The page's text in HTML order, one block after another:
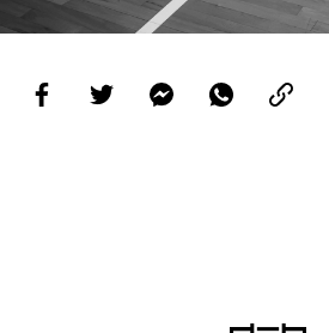
PROJETOS
LIGA BETCLIC MASCULINA